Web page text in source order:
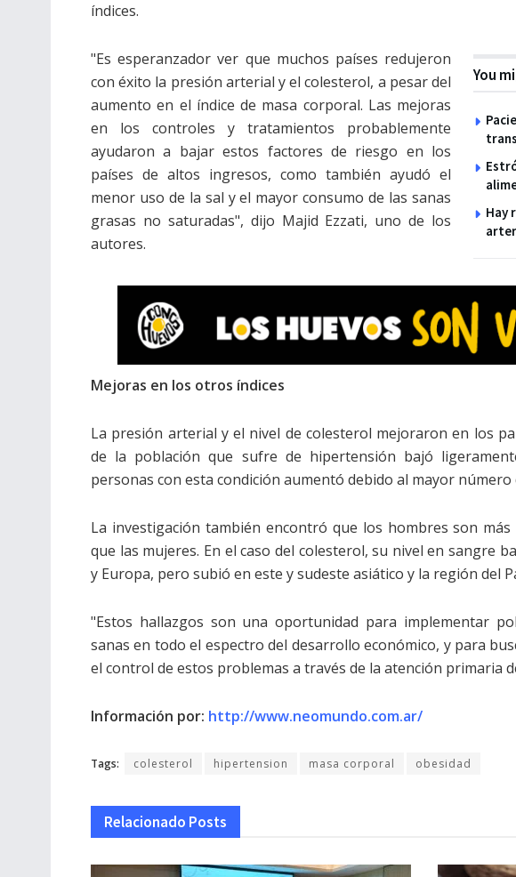
índices.
You
Hay
"Es esperanzador ver que muchos países redujeron
con éxito la presión arterial y el colesterol, a pesar del
aumento en el índice de masa corporal. Las mejoras
en los controles y tratamientos probablemente
ayudaron a bajar estos factores de riesgo en los
países de altos ingresos, como también ayudó el
menor uso de la sal y el mayor consumo de las sanas
grasas no saturadas", dijo Majid Ezzati, uno de los
autores.
Mejoras en los otros índices
La presión arterial y el nivel de colesterol mejoraron en los
de la población que sufre de hipertensión bajó
personas con esta condición aumentó debido al mayor número
La investigación también encontró que los hombres son
que las mujeres. En el caso del colesterol, su nivel en sangre
y Europa, pero subió en este y sudeste asiático y la región del
"Estos hallazgos son una oportunidad para implementar
sanas en todo el espectro del desarrollo económico, y para
el control de estos problemas a través de la atención primaria
Información por: http://www.neomundo.com.ar/
Tags: colesterol hipertension masa corporal obesidad
Relacionado Posts